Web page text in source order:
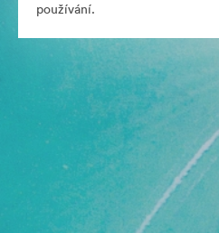
používání.